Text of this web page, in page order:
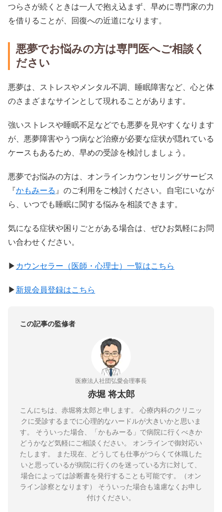
つらさが続くときは一人で抱え込まず、早めに専門家の力
を借りることが、回復への近道になります。
悪夢でお悩みの方は専門医へご相談く
ださい
悪夢は、ストレスやメンタル不調、睡眠障害など、心と体
のさまざまなサインとして現れることがあります。
強いストレスや睡眠不足などでも悪夢を見やすくなります
が、悪夢障害やうつ病など治療が必要な症状が隠れている
ケースもあるため、早めの受診を検討しましょう。
悪夢でお悩みの方は、オンラインカウンセリングサービス
『かもみーる』のご利用をご検討ください。自宅にいなが
ら、いつでも睡眠に関する悩みを相談できます。
気になる症状や困りごとがある場合は、ぜひお気軽にお問
い合わせください。
▶︎ カウンセラー（医師・心理士）一覧はこちら
▶︎新規会員登録はこちら
この記事の監修者
医療法人社団弘愛会理事長
赤堀 将太郎
こんにちは、赤堀将太郎と申します。 心療内科のクリニッ
クに受診するまでに心理的なハードルが大きいかと思いま
す。 そういった場合、「かもみーる」で病院に行くべきか
どうかなど気軽にご相談ください。 オンラインで御対応い
たします。 また現在、どうしても仕事がつらくて休職した
いと思っているが病院に行くのを迷っている方に対して、
場合によっては診断書を発行することも可能です。（オン
ライン診察となります） そういった場合も遠慮なくお申し
付けください。